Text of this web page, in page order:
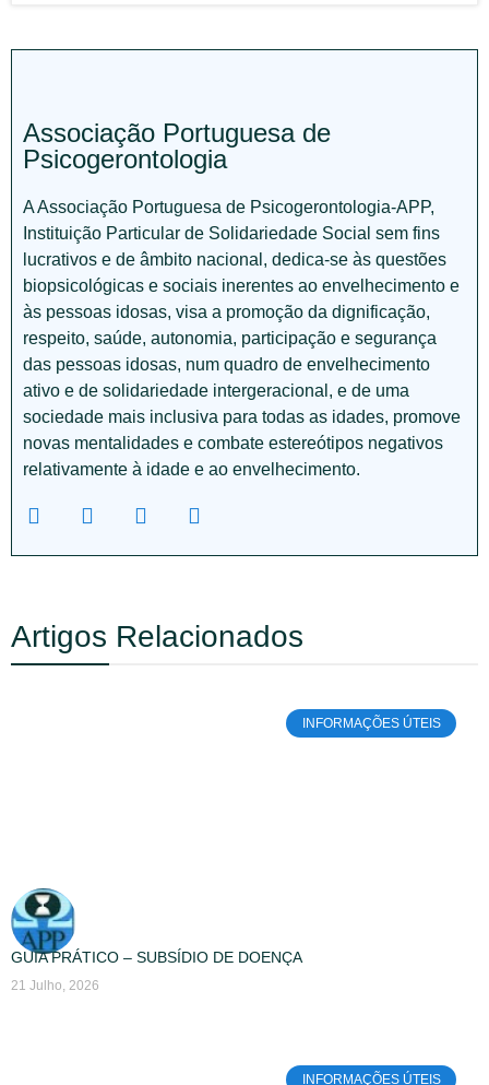
Associação Portuguesa de
Psicogerontologia
A Associação Portuguesa de Psicogerontologia-APP,
Instituição Particular de Solidariedade Social sem fins
lucrativos e de âmbito nacional, dedica-se às questões
biopsicológicas e sociais inerentes ao envelhecimento e
às pessoas idosas, visa a promoção da dignificação,
respeito, saúde, autonomia, participação e segurança
das pessoas idosas, num quadro de envelhecimento
ativo e de solidariedade intergeracional, e de uma
sociedade mais inclusiva para todas as idades, promove
novas mentalidades e combate estereótipos negativos
relativamente à idade e ao envelhecimento.
Artigos Relacionados
INFORMAÇÕES ÚTEIS
GUIA PRÁTICO – SUBSÍDIO DE DOENÇA
21 Julho, 2026
INFORMAÇÕES ÚTEIS